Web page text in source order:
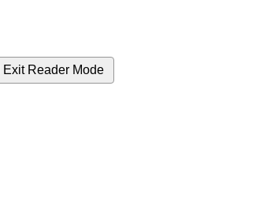
Exit Reader Mode